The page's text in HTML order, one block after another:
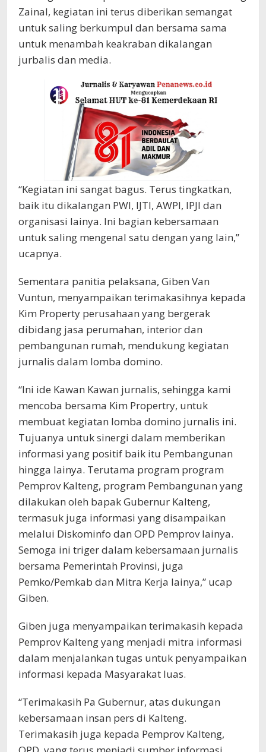
Zainal, kegiatan ini terus diberikan semangat
untuk saling berkumpul dan bersama sama
untuk menambah keakraban dikalangan
jurbalis dan media.
“Kegiatan ini sangat bagus. Terus tingkatkan,
baik itu dikalangan PWI, IJTI, AWPI, IPJI dan
organisasi lainya. Ini bagian kebersamaan
untuk saling mengenal satu dengan yang lain,”
ucapnya.
Sementara panitia pelaksana, Giben Van
Vuntun, menyampaikan terimakasihnya kepada
Kim Property perusahaan yang bergerak
dibidang jasa perumahan, interior dan
pembangunan rumah, mendukung kegiatan
jurnalis dalam lomba domino.
“Ini ide Kawan Kawan jurnalis, sehingga kami
mencoba bersama Kim Propertry, untuk
membuat kegiatan lomba domino jurnalis ini.
Tujuanya untuk sinergi dalam memberikan
informasi yang positif baik itu Pembangunan
hingga lainya. Terutama program program
Pemprov Kalteng, program Pembangunan yang
dilakukan oleh bapak Gubernur Kalteng,
termasuk juga informasi yang disampaikan
melalui Diskominfo dan OPD Pemprov lainya.
Semoga ini triger dalam kebersamaan jurnalis
bersama Pemerintah Provinsi, juga
Pemko/Pemkab dan Mitra Kerja lainya,” ucap
Giben.
Giben juga menyampaikan terimakasih kepada
Pemprov Kalteng yang menjadi mitra informasi
dalam menjalankan tugas untuk penyampaikan
informasi kepada Masyarakat luas.
“Terimakasih Pa Gubernur, atas dukungan
kebersamaan insan pers di Kalteng.
Terimakasih juga kepada Pemprov Kalteng,